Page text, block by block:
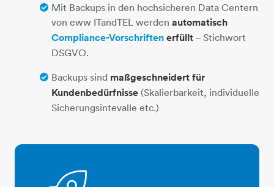
Mit Backups in den hochsicheren Data Centern
von eww ITandTEL werden automatisch
Compliance-Vorschriftenerfüllt – Stichwort
DSGVO.
Backups sind maßgeschneidert für
Kundenbedürfnisse (Skalierbarkeit, individuelle
Sicherungsintevalle etc.)